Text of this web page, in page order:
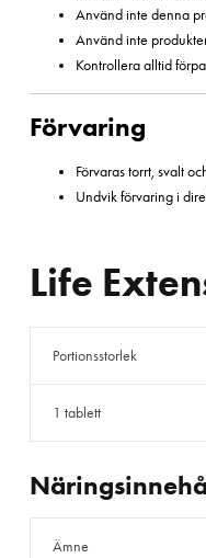
Använd inte denna
Använd inte
Kontrollera alltid
Förvaring
Förvaras torrt, svalt
Undvik förvaring i
Life
Portionsstorlek
1 tablett
Ämne